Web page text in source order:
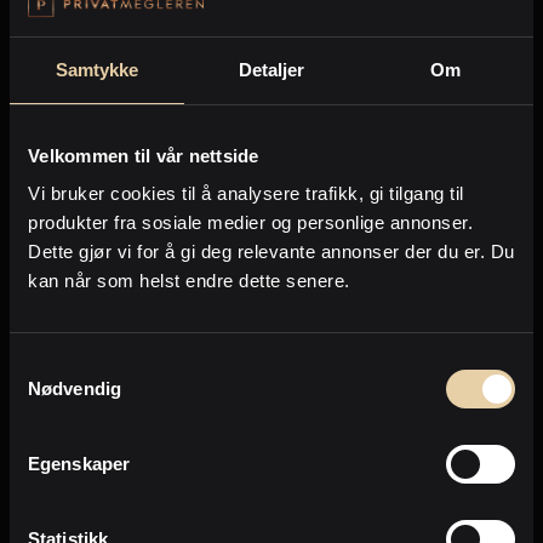
Samtykke Detaljer Om
Velkommen til vår nettside
Vi bruker cookies til å analysere trafikk, gi tilgang til
produkter fra sosiale medier og personlige annonser.
Dette gjør vi for å gi deg relevante annonser der du er. Du
kan når som helst endre dette senere.
Nødvendig
Egenskaper
Statistikk
hvordan megler har kommet frem til verdien, hvilke
sammenlignbare eiendommer som er solgt, hvilke
som er for salg i markedet akkurat nå m.m.
Først når verdivurderingen er foretatt, kan det være
aktuelt å utføre oppgraderinger som kan påvirke
verdien. Som eiendomsselger får du raskt et innblikk i
hva markedet kan være villig til å betale, og dermed
Vår tilnærming
Når vi verdivurderer din eiendom, skjer det gjennom
en befaring sammen med deg som selger. Du viser
forklarer hva som eventuelt er utført av oppgraderinger